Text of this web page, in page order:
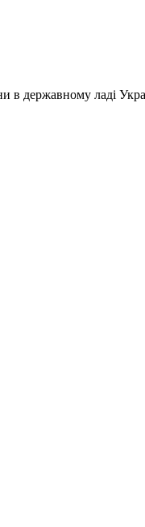
в державному ладі